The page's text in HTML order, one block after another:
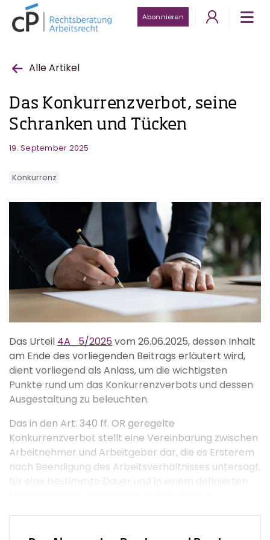
Abonnieren
Alle Artikel
Das Konkurrenzverbot, seine
Schranken und Tücken
19. September 2025
Konkurrenz
Das Urteil 4A_5/2025vom 26.06.2025, dessen Inhalt
am Ende des vorliegenden Beitrags erläutert wird,
dient vorliegend als Anlass, um die wichtigsten
Punkte rund um das Konkurrenzverbots und dessen
Ausgestaltung zu beleuchten.
Das in den Art. 340 ff. OR geregelte
Konkurrenzverbot stellt eine Vereinbarung zwischen
Arbeitnehmer und Arbeitgeber dar, die es Ersterem
nach Beendigung des Arbeitsverhältnisses untersagt,